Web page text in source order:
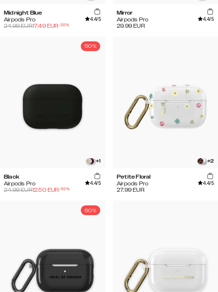
Midnight Blue
Airpods Pro
4.4/5
24.99EUR17.49 EUR-30%
Mirror
Airpods Pro
4.4/5
29.99 EUR
50%
+1
Black
Airpods Pro
4.4/5
24.99EUR12.50 EUR-50%
+2
Petite Floral
Airpods Pro
4.4/5
27.99 EUR
50%